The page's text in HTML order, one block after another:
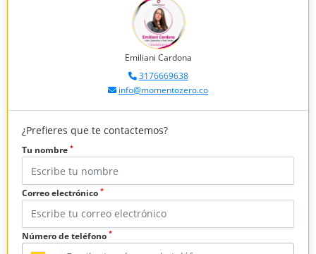
Emiliani Cardona
3176669638
info@momentozero.co
¿Prefieres que te contactemos?
Tu nombre *
Correo electrónico *
Número de teléfono *